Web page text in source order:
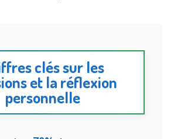
clés sur les
et la réflexion
personnelle